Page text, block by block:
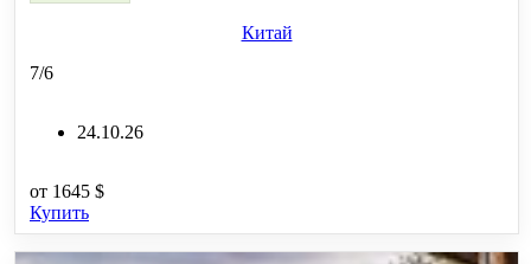
Китай
7/6
24.10.26
от 1645 $
Купить